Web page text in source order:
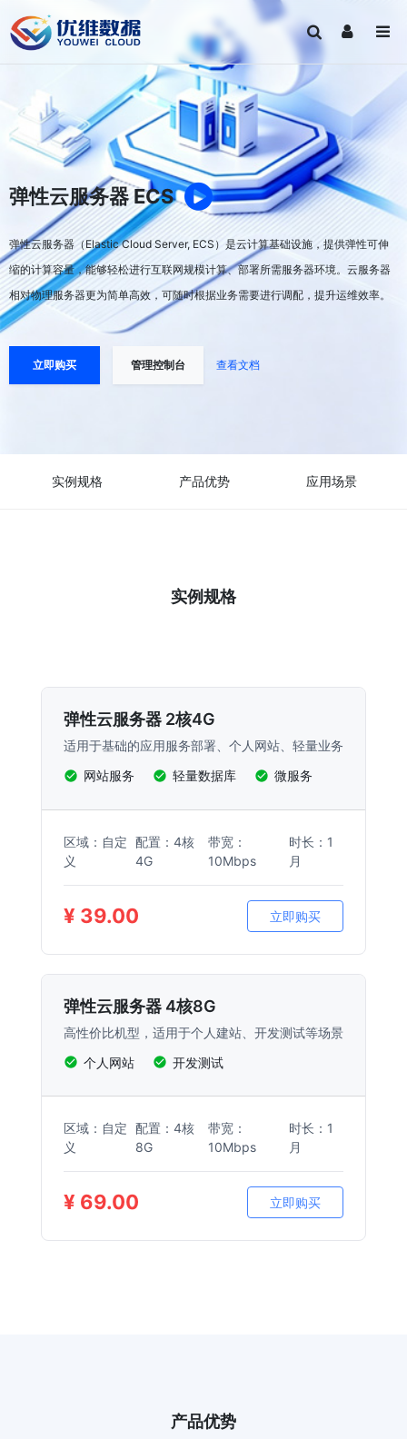
弹性云服务器 ECS
弹性云服务器（Elastic Cloud Server, ECS）是云计算基础设施，提供弹性可伸
缩的计算容量，能够轻松进行互联网规模计算、部署所需服务器环境。云服务器
相对物理服务器更为简单高效，可随时根据业务需要进行调配，提升运维效率。
立即购买 管理控制台 查看文档
实例规格 产品优势 应用场景
实例规格
弹性云服务器 2核4G
适用于基础的应用服务部署、个人网站、轻量业务
网站服务
轻量数据库 微服务
区域：自定
义
配置：4核
4G
带宽：
10Mbps
时长：1
月
¥ 39.00 立即购买
弹性云服务器 4核8G
高性价比机型，适用于个人建站、开发测试等场景
个人网站
开发测试
区域：自定
义
配置：4核
8G
带宽：
10Mbps
时长：1
月
¥ 69.00 立即购买
产品优势